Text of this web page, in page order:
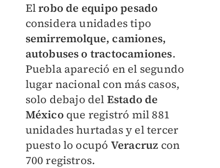
Elrobo de equipo pesado
considera unidades tipo
semirremolque, camiones,
autobuses o tractocamiones.
Puebla apareció en el segundo
lugar nacional con más casos,
solo debajo del Estado de
México que registró mil 881
unidades hurtadas y el tercer
puesto lo ocupó Veracruz con
700 registros.